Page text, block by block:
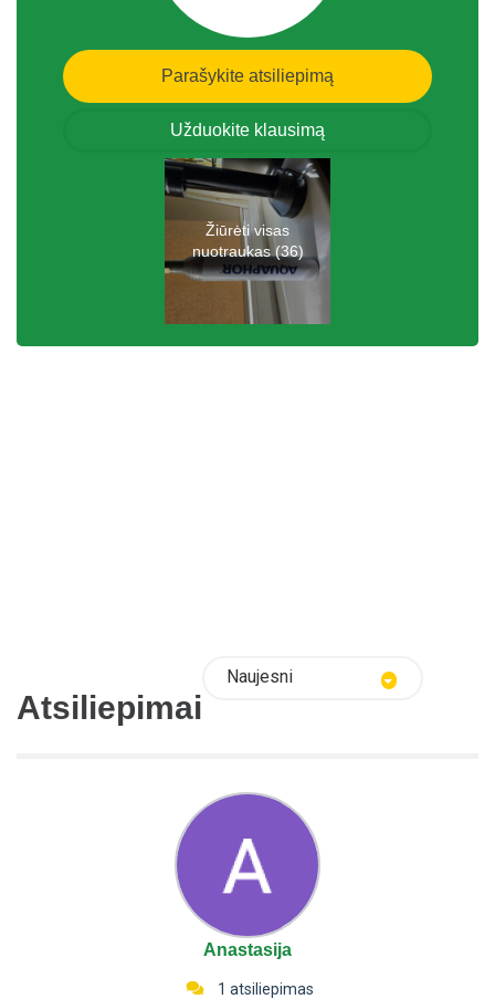
Parašykite atsiliepimą
Užduokite klausimą
Žiūrėti visas
nuotraukas (36)
Atsiliepimai
Naujesni
Anastasija
1 atsiliepimas